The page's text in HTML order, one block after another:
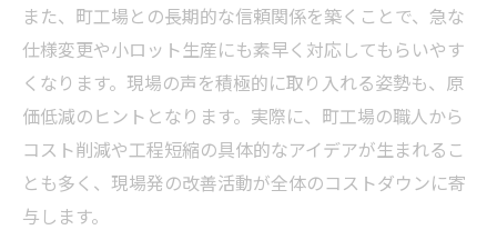
また、町工場との長期的な信頼関係を築くことで、急な
仕様変更や小ロット生産にも素早く対応してもらいやす
くなります。現場の声を積極的に取り入れる姿勢も、原
価低減のヒントとなります。実際に、町工場の職人から
コスト削減や工程短縮の具体的なアイデアが生まれるこ
とも多く、現場発の改善活動が全体のコストダウンに寄
与します。